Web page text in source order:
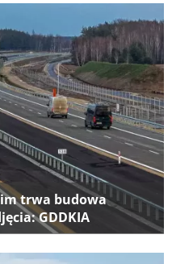
trwa budowa
GDDKIA